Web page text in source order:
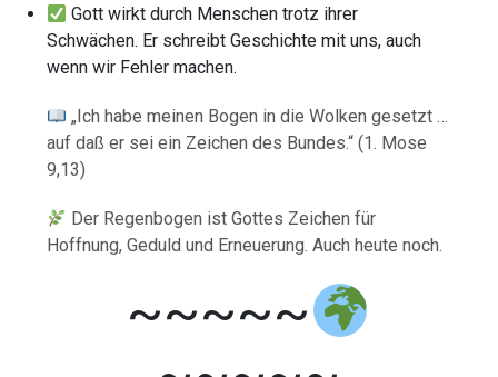
Gott wirkt durch Menschen trotz ihrer
Schwächen. Er schreibt Geschichte mit uns, auch
wenn wir Fehler machen.
„Ich habe meinen Bogen in die Wolken gesetzt …
auf daß er sei ein Zeichen des Bundes.“ (1. Mose
9,13)
Der Regenbogen ist Gottes Zeichen für
Hoffnung, Geduld und Erneuerung. Auch heute noch.
~~~~~